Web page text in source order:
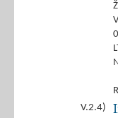
V.2.4)